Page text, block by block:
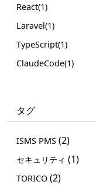
React(1)
Laravel(1)
TypeScript(1)
ClaudeCode(1)
タグ
ISMS PMS (2)
セキュリティ (1)
TORICO (2)